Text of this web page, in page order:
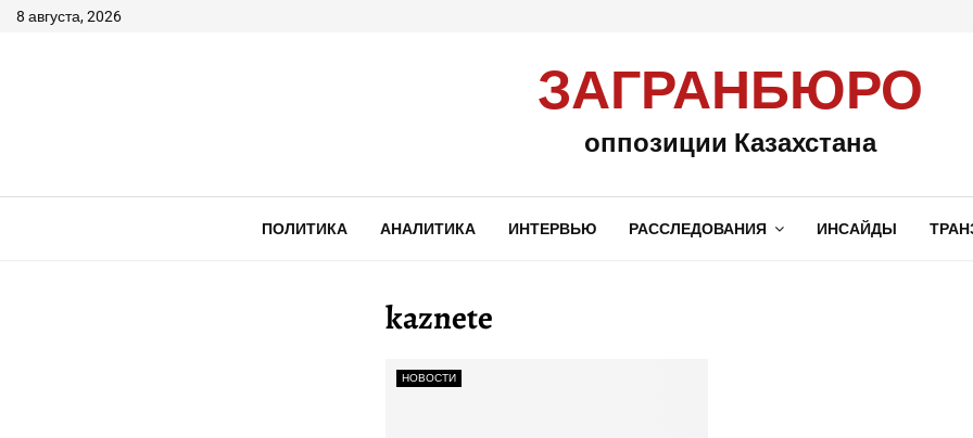
8 августа, 2026
ЗАГРАНБЮРО
оппозиции Казахстана
ПОЛИТИКА АНАЛИТИКА ИНТЕРВЬЮ РАССЛЕДОВАНИЯ ИНСАЙДЫ
kaznete
НОВОСТИ